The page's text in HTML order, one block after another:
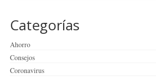
Categorías
Ahorro
Consejos
Coronavirus